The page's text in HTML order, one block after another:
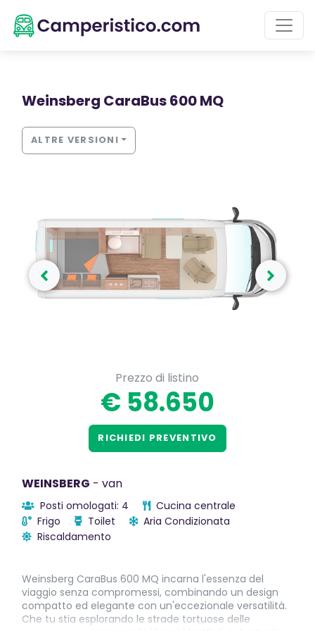
Weinsberg CaraBus 600 MQ
ALTRE VERSIONI
Prezzo di listino
€ 58.650
RICHIEDI PREVENTIVO
WEINSBERG - van
Posti omologati: 4
Cucina centrale
Frigo
Toilet
Aria Condizionata
Riscaldamento
Weinsberg CaraBus 600 MQ incarna l'essenza del
viaggio senza compromessi, combinando un design
compatto ed elegante con un'eccezionale versatilità.
Che tu stia esplorando le strade tortuose delle